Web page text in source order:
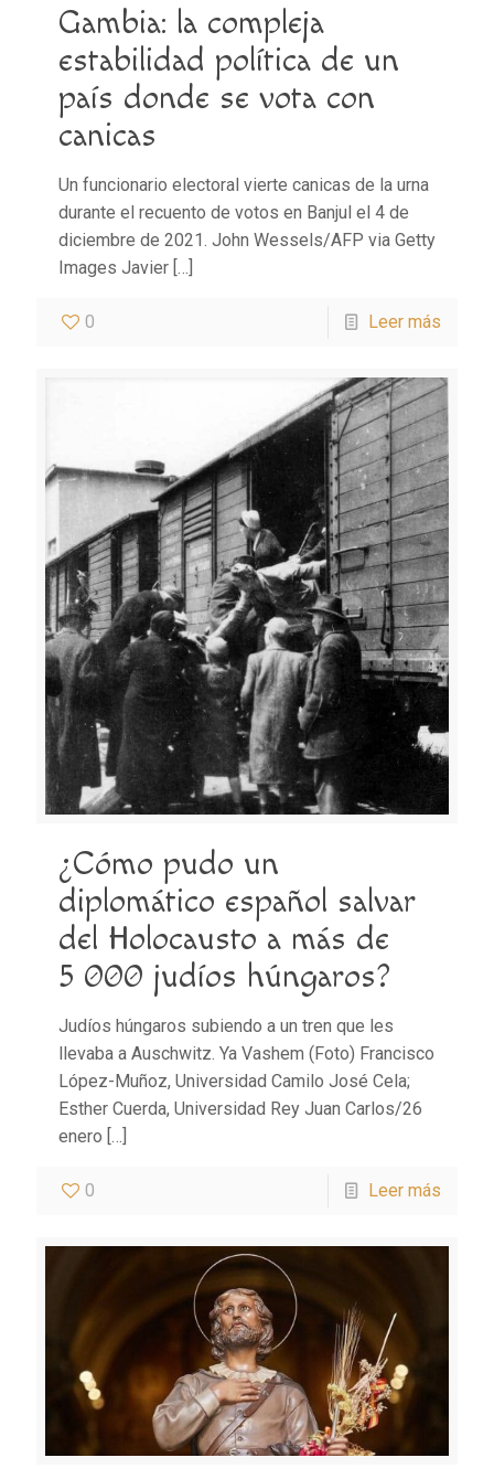
Gambia: la compleja
estabilidad política de un
país donde se vota con
canicas
Un funcionario electoral vierte canicas de la urna
durante el recuento de votos en Banjul el 4 de
diciembre de 2021. John Wessels/AFP via Getty
Images Javier […]
0 Leer más
¿Cómo pudo un
diplomático español salvar
del Holocausto a más de
5 000 judíos húngaros?
Judíos húngaros subiendo a un tren que les
llevaba a Auschwitz. Ya Vashem (Foto) Francisco
López-Muñoz, Universidad Camilo José Cela;
Esther Cuerda, Universidad Rey Juan Carlos/26
enero […]
0 Leer más